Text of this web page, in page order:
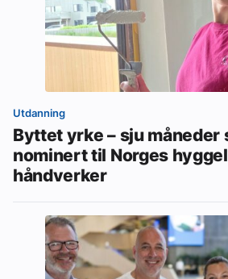
Utdanning
Byttet yrke – sju måneder
nominert til Norges
håndverker